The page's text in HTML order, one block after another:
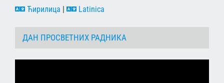
Ћирилица | Latinica
ДАН ПРОСВЕТНИХ РАДНИКА